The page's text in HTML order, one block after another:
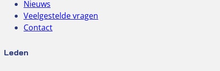
Nieuws
Veelgestelde vragen
Contact
Leden